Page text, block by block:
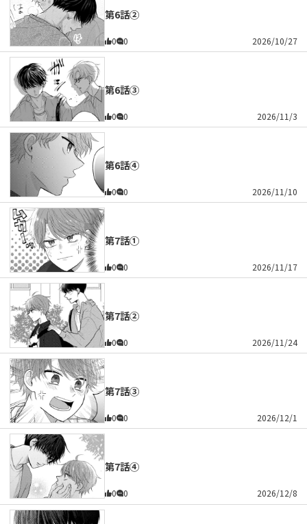
第6話②
0 0 2026/10/27
第6話③
0 0 2026/11/3
第6話④
0 0 2026/11/10
第7話①
0 0 2026/11/17
第7話②
0 0 2026/11/24
第7話③
0 0 2026/12/1
第7話④
0 0 2026/12/8